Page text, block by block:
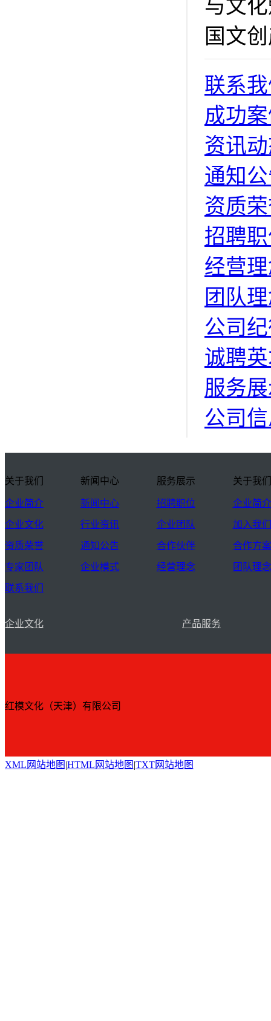
与文
国文
联系
成功
资讯
通知
资质
招聘
经营
团队
公司
诚聘
服务
公司
关于我们
企业简介
企业文化
资质荣誉
专家团队
联系我们
新闻中心
新闻中心
行业资讯
通知公告
企业模式
服务展示
招聘职位
企业团队
合作伙伴
经营理念
关于我们
企业简介
加入我们
合作方案
团队理念
企业文化 产品服务
红模文化（天津）有限公司
XML网站地图 |HTML网站地图 |TXT网站地图